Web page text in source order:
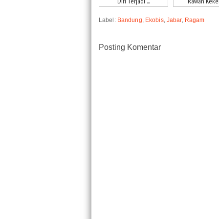
Label: Bandung Ekobis, Jabar, Ragam
Posting Komentar